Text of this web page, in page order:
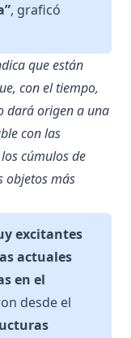
, graficó
que están
con el tiempo,
dará origen a una
con las
cúmulos de
objetos más
excitantes
actuales
en el
desde el